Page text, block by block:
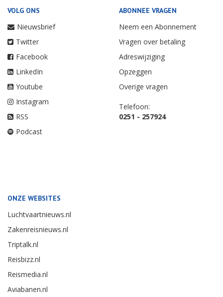
VOLG ONS
Nieuwsbrief
Twitter
Facebook
LinkedIn
Youtube
Instagram
RSS
Podcast
ABONNEE VRAGEN
Neem een Abonnement
Vragen over betaling
Adreswijziging
Opzeggen
Overige vragen
Telefoon:
0251 - 257924
ONZE WEBSITES
Luchtvaartnieuws.nl
Zakenreisnieuws.nl
Triptalk.nl
Reisbizz.nl
Reismedia.nl
Aviabanen.nl